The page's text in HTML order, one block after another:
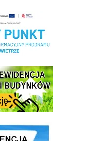
Powietrze w Gminie Wieliczka
Budynków - złóż deklarację
dot.- powietrza